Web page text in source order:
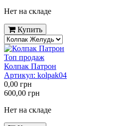
Нет на складе
Купить
Топ продаж
Колпак Патрон
Артикул: kolpak04
0,00 грн
600,00 грн
Нет на складе